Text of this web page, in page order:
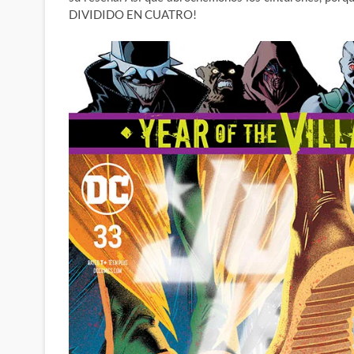
DIVIDIDO EN CUATRO!